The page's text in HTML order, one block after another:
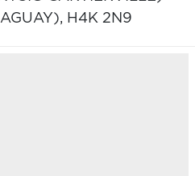
H4K 2N9